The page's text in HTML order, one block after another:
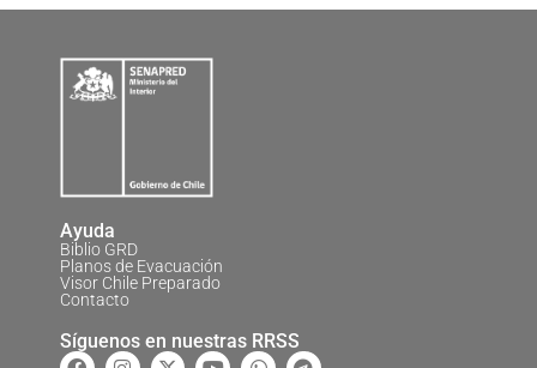
Ayuda
Biblio GRD
Planos de Evacuación
Visor Chile Preparado
Contacto
Síguenos en nuestras RRSS